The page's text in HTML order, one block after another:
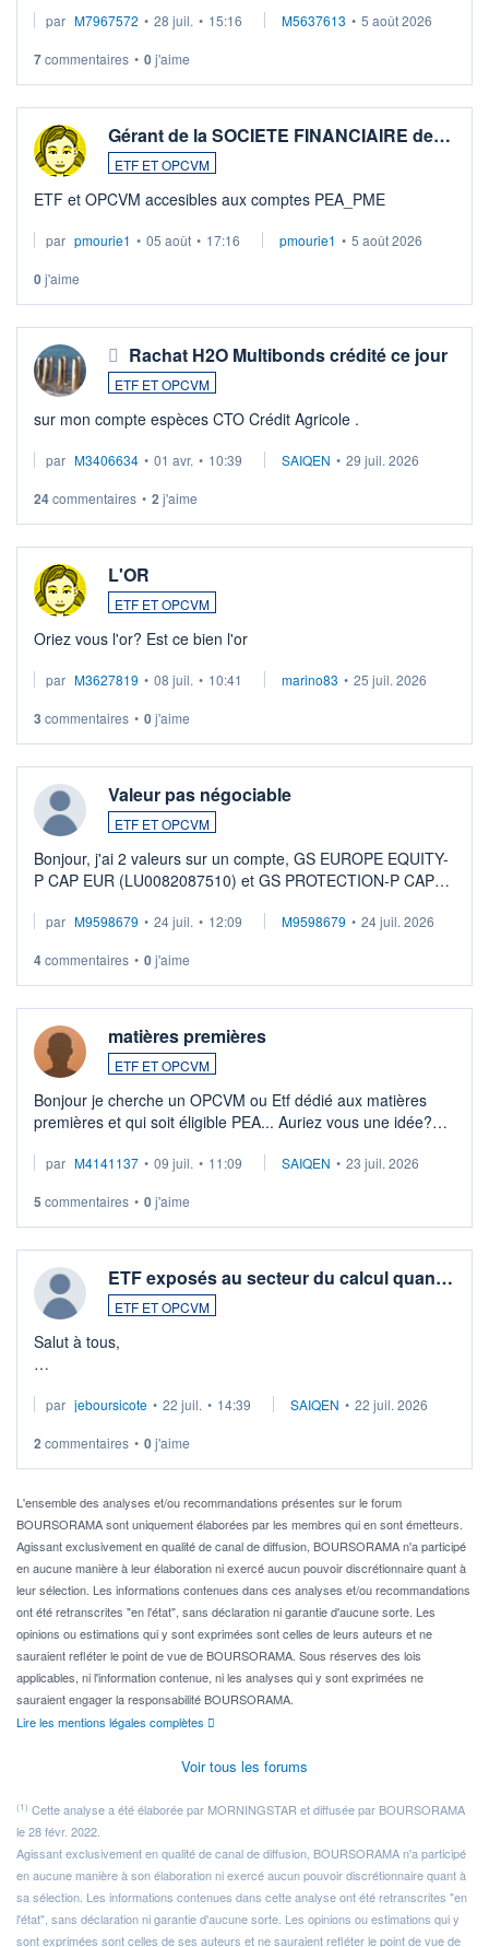
par M7967572 • 28 juil. • 15:16 M5637613 • 5 août 2026
7commentaires • 0j'aime
Gérant de la SOCIETE FINANCIAIRE de…
ETF ET OPCVM
ETF et OPCVM accesibles aux comptes PEA_PME
par pmourie1 • 05 août • 17:16 pmourie1 • 5 août 2026
0j'aime
Rachat H2O Multibonds crédité ce jour
ETF ET OPCVM
sur mon compte espèces CTO Crédit Agricole .
par M3406634 • 01 avr. • 10:39 SAIQEN • 29 juil. 2026
24commentaires • 2 j'aime
L'OR
ETF ET OPCVM
Oriez vous l'or? Est ce bien l'or
par M3627819 • 08 juil. • 10:41 marino83 • 25 juil. 2026
3 commentaires • 0j'aime
Valeur pas négociable
ETF ET OPCVM
Bonjour, j'ai 2 valeurs sur un compte, GS EUROPE EQUITY-
P CAP EUR (LU0082087510) et GS PROTECTION-P CAP
veux procéder à la vente, on me signale ...
par M9598679 • 24 juil. • 12:09 M9598679 • 24 juil. 2026
4commentaires • 0j'aime
matières premières
ETF ET OPCVM
Bonjour je cherche un OPCVM ou Etf dédié aux matières
premières et qui soit éligible PEA... Auriez vous une idée?
par M4141137 • 09 juil. • 11:09 SAIQEN • 23 juil. 2026
5 commentaires • 0j'aime
ETF exposés au secteur du calcul quan…
ETF ET OPCVM
Salut à tous,
via un ETF plutôt que des actions individuelles.
Idéalement, je voudrais qu'il soit éligible au PEA.
Pour l' ...
par jeboursicote • 22 juil. • 14:39 SAIQEN • 22 juil. 2026
2 commentaires • 0j'aime
L'ensemble des analyses et/ou recommandations présentes sur le forum
BOURSORAMA sont uniquement élaborées par les membres qui en sont émetteurs.
Agissant exclusivement en qualité de canal de diffusion, BOURSORAMA n'a participé
en aucune manière à leur élaboration ni exercé aucun pouvoir discrétionnaire quant à
leur sélection. Les informations contenues dans ces analyses et/ou recommandations
ont été retranscrites "en l'état", sans déclaration ni garantie d'aucune sorte. Les
opinions ou estimations qui y sont exprimées sont celles de leurs auteurs et ne
sauraient refléter le point de vue de BOURSORAMA. Sous réserves des lois
applicables, ni l'information contenue, ni les analyses qui y sont exprimées ne
sauraient engager la responsabilité BOURSORAMA.
Lire les mentions légales complètes
Voir tous les forums
(1) Cette analyse a été élaborée par MORNINGSTAR et diffusée par BOURSORAMA
le 28 févr. 2022.
Agissant exclusivement en qualité de canal de diffusion, BOURSORAMA n'a participé
en aucune manière à son élaboration ni exercé aucun pouvoir discrétionnaire quant à
sa sélection. Les informations contenues dans cette analyse ont été retranscrites "en
l'état", sans déclaration ni garantie d'aucune sorte. Les opinions ou estimations qui y
sont exprimées sont celles de ses auteurs et ne sauraient refléter le point de vue de